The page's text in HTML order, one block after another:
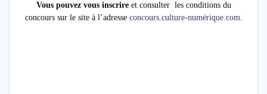
Vous pouvez vous inscrireet consulter les conditions du
concours sur le site à l’adresse concours.culture-numérique.com.